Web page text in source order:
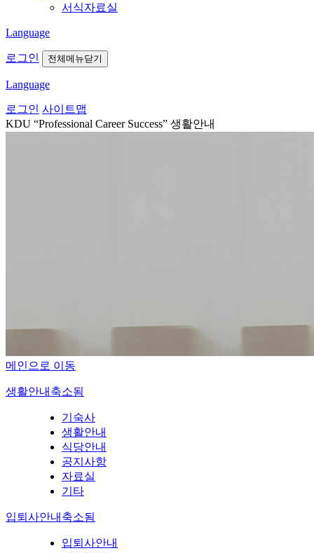
서식자료실
Language
로그인 전체메뉴닫기
Language
로그인 사이트맵
KDU “Professional Career Success” 생활안내
메인으로 이동
생활안내 축소됨
기숙사
생활안내
식당안내
공지사항
자료실
기타
입퇴사안내 축소됨
입퇴사안내